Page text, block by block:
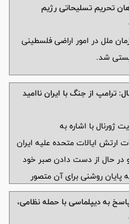
تحریم تسلیحاتی رژیم
ملل در امور اراضی فلسطینی
شد.
ترامپ از جنگ با ایران ناامید
ژورنال با اشاره به
ایالات متحده علیه ایران
در حال از دست دادن صبر خود
روشنی برای آن متصور
به دیپلماسی با حمله نظامی،